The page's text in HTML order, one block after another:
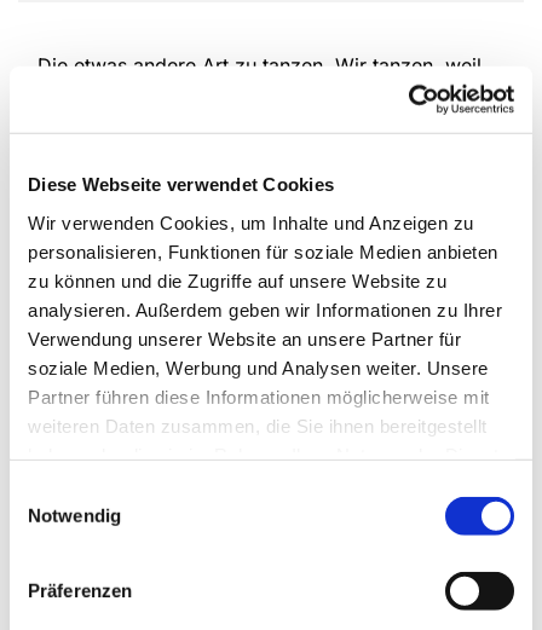
Diese Webseite verwendet Cookies
Wir verwenden Cookies, um Inhalte und Anzeigen zu
personalisieren, Funktionen für soziale Medien anbieten
zu können und die Zugriffe auf unsere Website zu
analysieren. Außerdem geben wir Informationen zu Ihrer
Verwendung unserer Website an unsere Partner für
soziale Medien, Werbung und Analysen weiter. Unsere
Partner führen diese Informationen möglicherweise mit
weiteren Daten zusammen, die Sie ihnen bereitgestellt
Notwendig
Präferenzen
Die etwas andere Art zu tanzen. Wir tanzen, weil
es uns Freude macht, unserer Gesundheit gut tut
abwechslungsreiche Tänze, die uns fordern und
fördern.
Wenden Sie sich für die Freitagstermine bitte an
Frau Sabine Ebert Tel.: 80776
ww.erlebnis-tanz.de